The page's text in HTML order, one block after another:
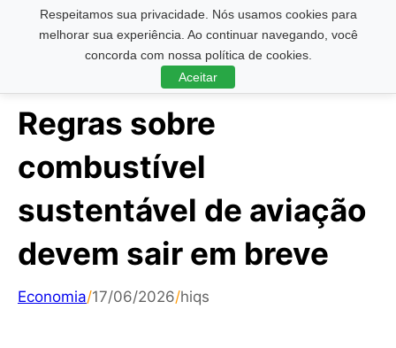
Respeitamos sua privacidade. Nós usamos cookies para
melhorar sua experiência. Ao continuar navegando, você
concorda com nossa política de cookies.
Aceitar
Pesquisar ...
Regras sobre
combustível
sustentável de aviação
devem sair em breve
Economia/17/06/2026/hiqs